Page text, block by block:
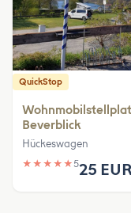
QuickStop
Beverblick
Hückeswagen
★ ★ ★ ★ ★525 EUR